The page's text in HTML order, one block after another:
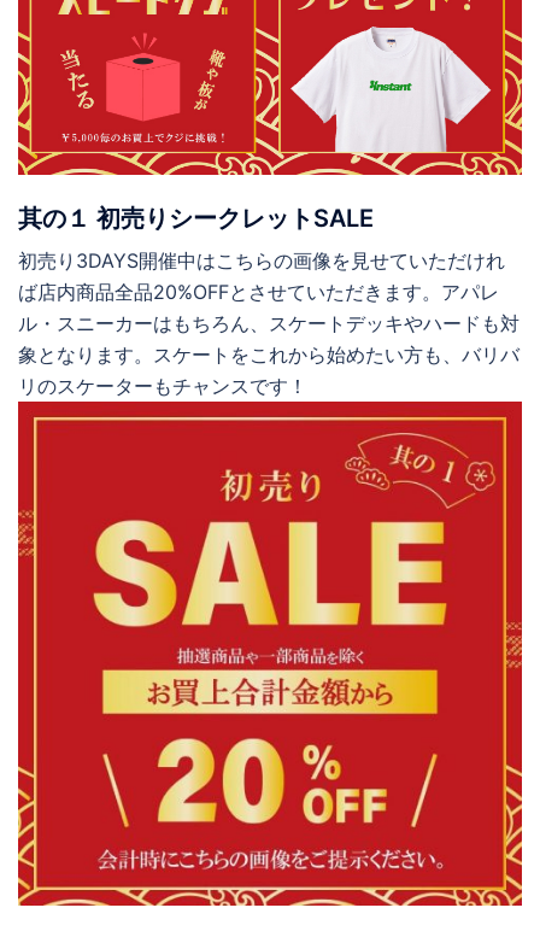
其の１ 初売りシークレットSALE
初売り3DAYS開催中はこちらの画像を見せていただけれ
ば店内商品全品20%OFFとさせていただきます。アパレ
ル・スニーカーはもちろん、スケートデッキやハードも対
象となります。スケートをこれから始めたい方も、バリバ
リのスケーターもチャンスです！